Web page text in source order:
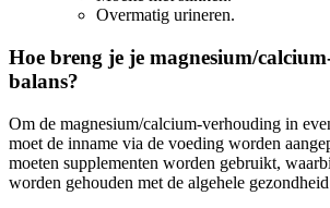
Overmatig urineren.
Hoe breng je je magnesium/
balans?
Om de magnesium/calcium-verhouding in
moet de inname via de voeding worden
moeten supplementen worden gebruikt,
worden gehouden met de algehele